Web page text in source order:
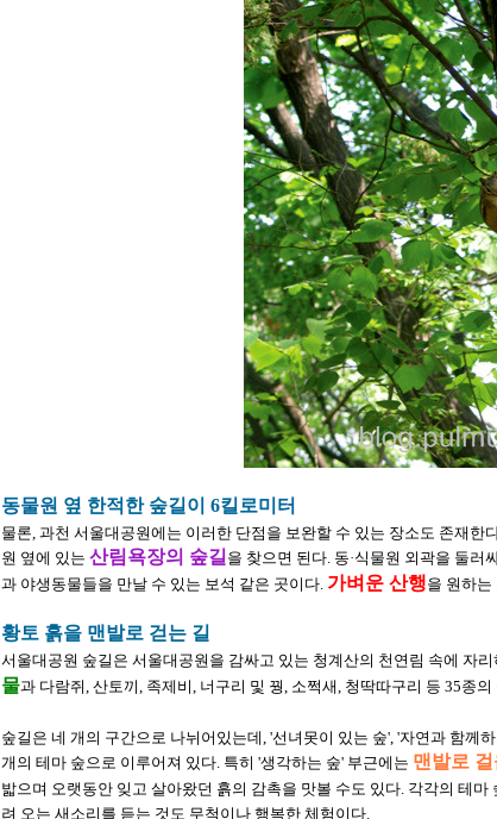
동물원 옆 한적한 숲길이 6킬로미터
물론, 과천 서울대공원에는 이러한 단점을 보완할 수 있는 장소도 존재
원 옆에 있는 산림욕장의 숲길 을 찾으면 된다. 동·식물원 외곽을 둘
과 야생동물들을 만날 수 있는 보석 같은 곳이다. 가벼운 산행을 원하는
황토 흙을 맨발로 걷는 길
서울대공원 숲길은 서울대공원을 감싸고 있는 청계산의 천연림 속에 자
물과 다람쥐, 산토끼, 족제비, 너구리 및 꿩, 소쩍새, 청딱따구리 등 35종의
숲길은 네 개의 구간으로 나뉘어있는데, '선녀못이 있는 숲', '자연과 함께
개의 테마 숲으로 이루어져 있다. 특히 '생각하는 숲' 부근에는 맨발로
밟으며 오랫동안 잊고 살아왔던 흙의 감촉을 맛볼 수도 있다. 각각의 테
려 오는 새소리를 듣는 것도 무척이나 행복한 체험이다.